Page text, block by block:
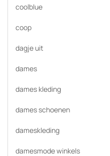
coolblue
coop
dagje uit
dames
dames kleding
dames schoenen
dameskleding
damesmode winkels